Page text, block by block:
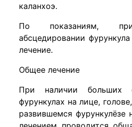
каланхоэ.
По показаниям,
абсцедировании
лечение.
Общее лечение
При наличии больших
фурункулах на лице,
развившемся фурункулёзе